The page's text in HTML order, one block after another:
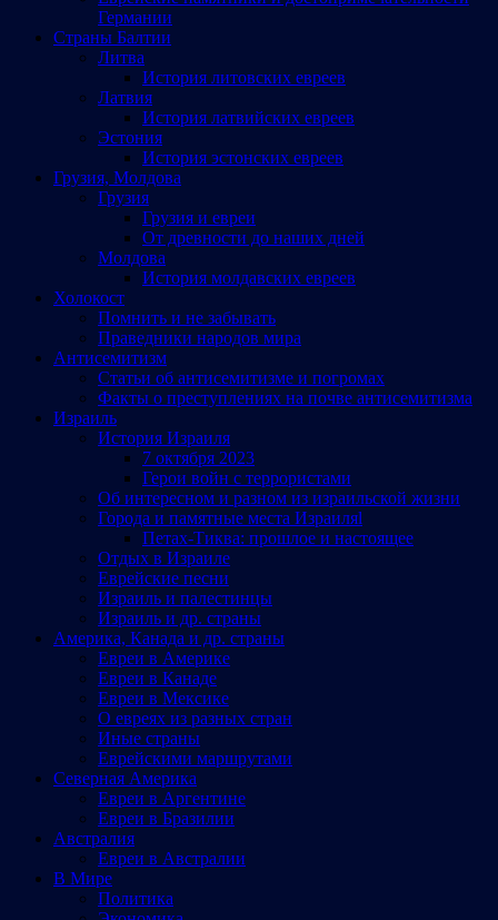
Германии
Страны Балтии
Литва
История литовских евреев
Латвия
История латвийских евреев
Эстония
История эстонских евреев
Грузия, Молдова
Грузия
Грузия и евреи
От древности до наших дней
Молдова
История молдавских евреев
Холокост
Помнить и не забывать
Праведники народов мира
Антисемитизм
Статьи об антисемитизме и погромах
Факты о преступлениях на почве антисемитизма
Израиль
История Израиля
7 октября 2023
Герои войн с террористами
Об интересном и разном из израильской жизни
Города и памятные места Израиляl
Петах-Тиква: прошлое и настоящее
Отдых в Израиле
Еврейские песни
Израиль и палестинцы
Израиль и др. страны
Америка, Канада и др. страны
Евреи в Америке
Евреи в Канаде
Евреи в Мексике
О евреях из разных стран
Иные страны
Еврейскими маршрутами
Северная Америка
Евреи в Аргентине
Евреи в Бразилии
Австралия
Евреи в Австралии
В Мире
Политика